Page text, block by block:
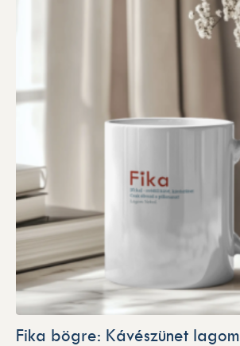
Fika bögre: Kávészünet lagom